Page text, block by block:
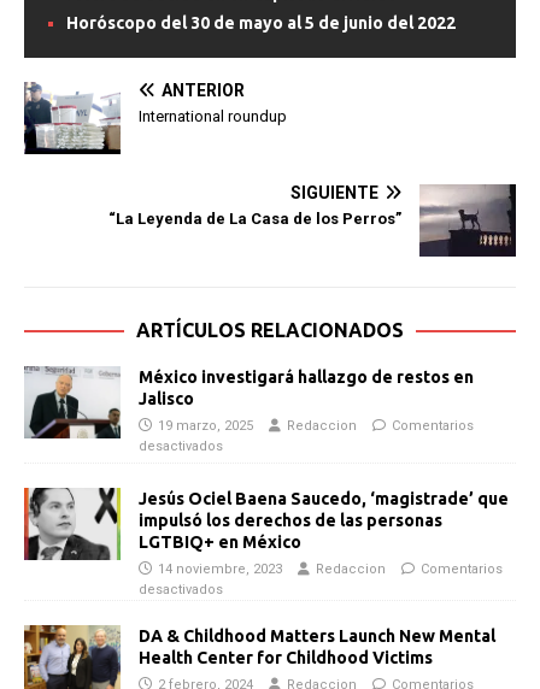
Horóscopo del 30 de mayo al 5 de junio del 2022
ANTERIOR
International roundup
SIGUIENTE
“La Leyenda de La Casa de los Perros”
ARTÍCULOS RELACIONADOS
México investigará hallazgo de restos en
Jalisco
19 marzo, 2025 Redaccion
Comentarios
desactivados
Jesús Ociel Baena Saucedo, ‘magistrade’ que
impulsó los derechos de las personas
LGTBIQ+ en México
14 noviembre, 2023 Redaccion
Comentarios
desactivados
DA & Childhood Matters Launch New Mental
Health Center for Childhood Victims
2 febrero, 2024 Redaccion Comentarios